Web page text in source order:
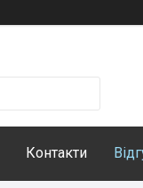
Контакти